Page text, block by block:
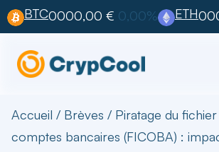
BTC0000,00 € 0,00% ETH
Accueil / Brèves / Piratage du
comptes bancaires (FICOBA) :